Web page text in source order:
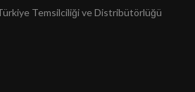
Temsilciliği ve Distribütörlüğü